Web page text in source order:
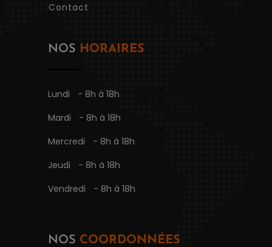
Contact
NOS HORAIRES
Lundi
- 8h à 18h
Mardi
- 8h à 18h
Mercredi
- 8h à 18h
Jeudi
- 8h à 18h
Vendredi
- 8h à 18h
NOS COORDONNÉES